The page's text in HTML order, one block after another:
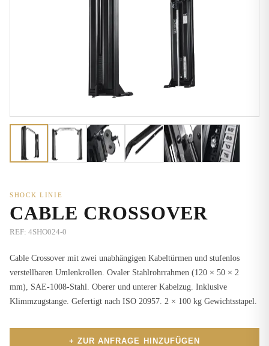
SHOCK LINIE
CABLE CROSSOVER
REF: 4SHO024-0
Cable Crossover mit zwei unabhängigen Kabeltürmen und stufenlos
verstellbaren Umlenkrollen. Ovaler Stahlrohrrahmen (120 × 50 × 2
mm), SAE-1008-Stahl. Oberer und unterer Kabelzug. Inklusive
Klimmzugstange. Gefertigt nach ISO 20957. 2 × 100 kg Gewichtsstapel.
+ ZUR ANFRAGE HINZUFÜGEN